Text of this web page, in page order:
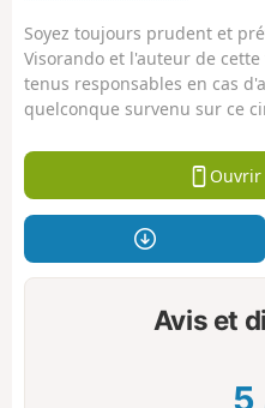
Soyez toujours prudent et
Visorando et l'auteur de
tenus responsables en cas
quelconque survenu sur ce
Avis et
5